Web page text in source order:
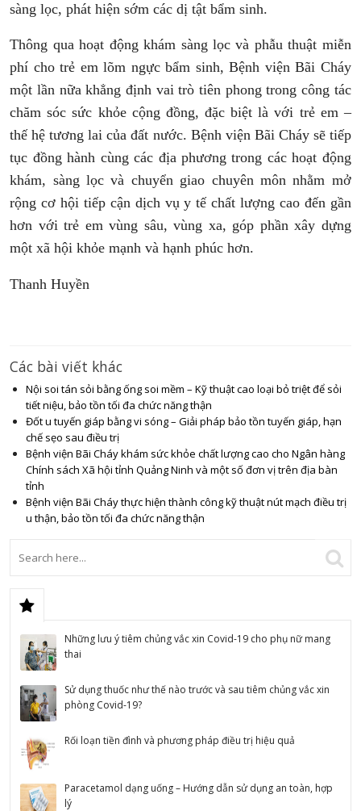
sàng lọc, phát hiện sớm các dị tật bẩm sinh.
Thông qua hoạt động khám sàng lọc và phẫu thuật miễn
phí cho trẻ em lõm ngực bẩm sinh, Bệnh viện Bãi Cháy
một lần nữa khẳng định vai trò tiên phong trong công tác
chăm sóc sức khỏe cộng đồng, đặc biệt là với trẻ em –
thế hệ tương lai của đất nước. Bệnh viện Bãi Cháy sẽ tiếp
tục đồng hành cùng các địa phương trong các hoạt động
khám, sàng lọc và chuyển giao chuyên môn nhằm mở
rộng cơ hội tiếp cận dịch vụ y tế chất lượng cao đến gần
hơn với trẻ em vùng sâu, vùng xa, góp phần xây dựng
một xã hội khỏe mạnh và hạnh phúc hơn.
Thanh Huyền
Các bài viết khác
Nội soi tán sỏi bằng ống soi mềm – Kỹ thuật cao loại bỏ triệt để sỏi
tiết niệu, bảo tồn tối đa chức năng thận
Đốt u tuyến giáp bằng vi sóng – Giải pháp bảo tồn tuyến giáp, hạn
chế sẹo sau điều trị
Bệnh viện Bãi Cháy khám sức khỏe chất lượng cao cho Ngân hàng
Chính sách Xã hội tỉnh Quảng Ninh và một số đơn vị trên địa bàn
tỉnh
Bệnh viện Bãi Cháy thực hiện thành công kỹ thuật nút mạch điều trị
u thận, bảo tồn tối đa chức năng thận
Những lưu ý tiêm chủng vắc xin Covid-19 cho phụ nữ mang
thai
Sử dụng thuốc như thế nào trước và sau tiêm chủng vắc xin
phòng Covid-19?
Rối loạn tiền đình và phương pháp điều trị hiệu quả
Paracetamol dạng uống – Hướng dẫn sử dụng an toàn, hợp
lý